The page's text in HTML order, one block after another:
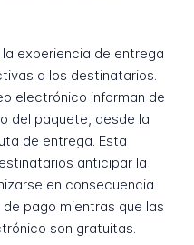
experiencia de entrega
a los destinatarios.
electrónico informan de
del paquete, desde la
de entrega. Esta
anticipar la
en consecuencia.
de pago mientras que las
son gratuitas.